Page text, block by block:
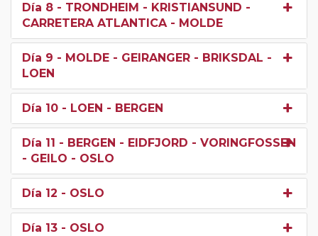
Día 8 - TRONDHEIM - KRISTIANSUND -
CARRETERA ATLANTICA - MOLDE
Día 9 - MOLDE - GEIRANGER - BRIKSDAL -
LOEN
Día 10 - LOEN - BERGEN
Día 11 - BERGEN - EIDFJORD - VORINGFOSSEN
- GEILO - OSLO
Día 12 - OSLO
Día 13 - OSLO